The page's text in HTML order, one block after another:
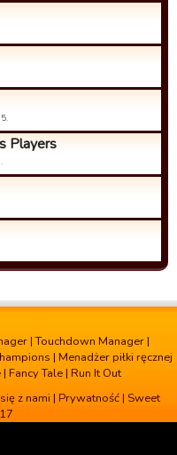
Players
|Touchdown Manager |
| Menadżer piłki ręcznej
| Fancy Tale | Run It Out
z nami | Prywatność | Sweet